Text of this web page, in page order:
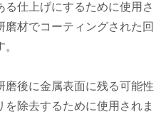
仕上げにするために使用さ
材でコーティングされた回
後に金属表面に残る可能性
除去するために使用されま